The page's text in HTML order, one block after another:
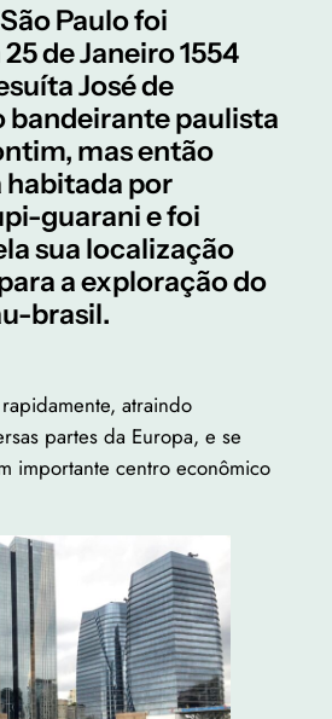
Paulo foi
de Janeiro 1554
José de
bandeirante paulista
mas então
habitada por
guarani e foi
sua localização
a exploração do
brasil.
atraindo
partes da Europa, e se
importante centro econômico